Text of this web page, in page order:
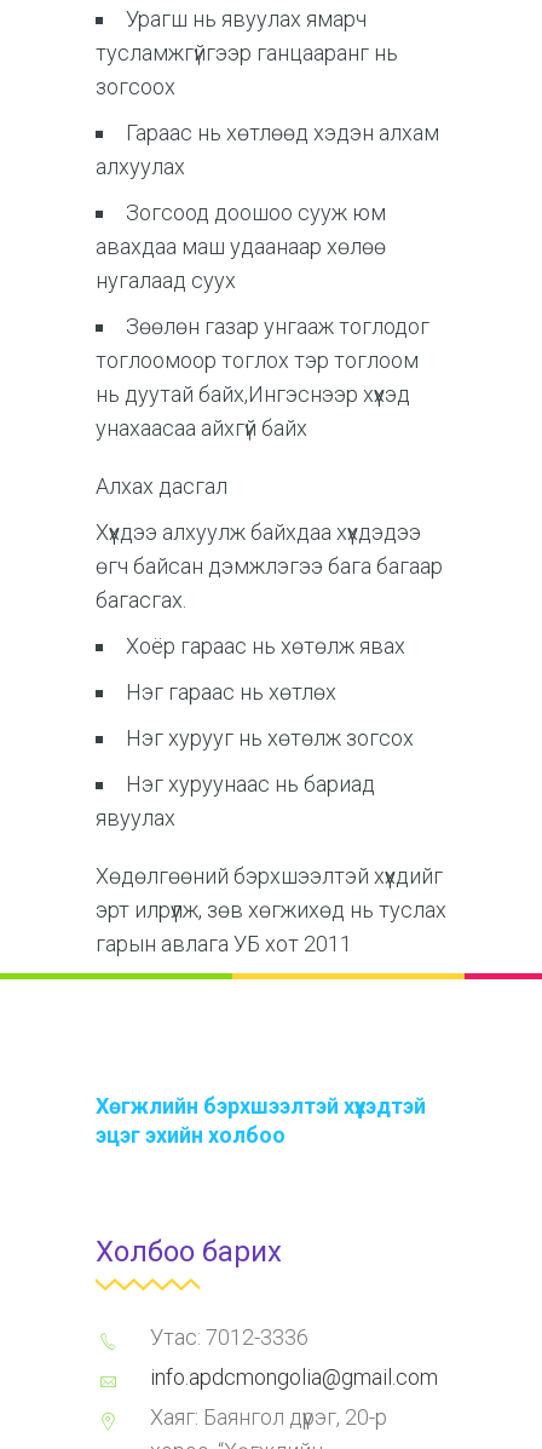
Урагш нь явуулах ямарч
тусламжгүйгээр ганцааранг нь
зогсоох
Гараас нь хөтлөөд хэдэн алхам
алхуулах
Зогсоод доошоо сууж юм
авахдаа маш удаанаар хөлөө
нугалаад суух
Зөөлөн газар унгааж тоглодог
тоглоомоор тоглох тэр тоглоом
нь дуутай байх,Ингэснээр хүүхэд
унахаасаа айхгүй байх
Алхах дасгал
Хүүхдээ алхуулж байхдаа хүүхдэдээ
өгч байсан дэмжлэгээ бага багаар
багасгах.
Хоёр гараас нь хөтөлж явах
Нэг гараас нь хөтлөх
Нэг хурууг нь хөтөлж зогсох
Нэг хуруунаас нь бариад
явуулах
Хөдөлгөөний бэрхшээлтэй хүүхдийг
эрт илрүүлж, зөв хөгжихөд нь туслах
гарын авлага УБ хот 2011
Хөгжлийн бэрхшээлтэй хүүхэдтэй
эцэг эхийн холбоо
Холбоо барих
Утас: 7012-3336
info.apdcmongolia@gmail.com
Хаяг: Баянгол дүүрэг, 20-р